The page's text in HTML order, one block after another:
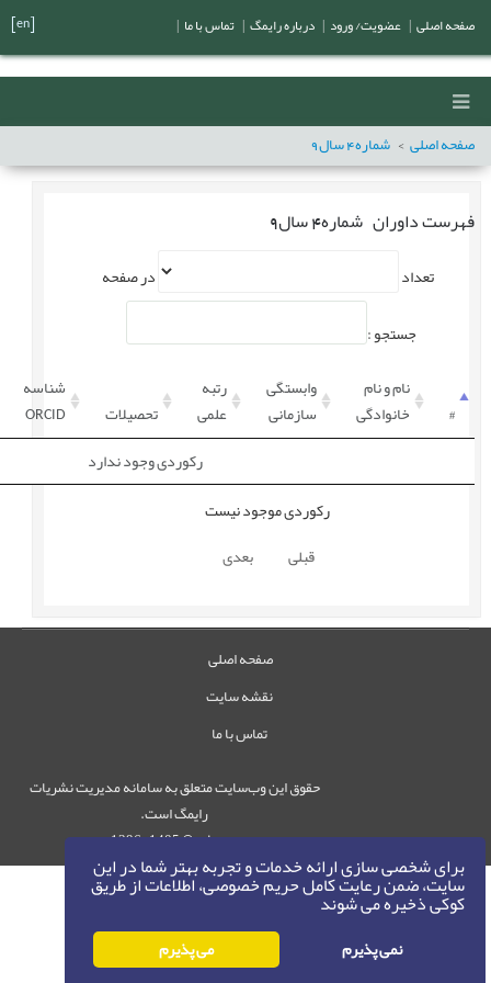
برای شخصی سازی ارائه خدمات و تجربه بهتر شما در این
سایت، ضمن رعایت کامل حریم خصوصی، اطلاعات از طریق
کوکی ذخیره می شوند
نمی پذیرم می پذیرم
صفحه اصلی شماره4سال9
فهرست داوران شماره4سال9
تعداد
در صفحه
جستجو :
نام و نام
خانوادگی
وابستگی
سازمانی
رتبه
علمی
تحصیلات
شناسه
ORCID
رکوردی وجود ندارد
رکوردی موجود نیست
قبلی
بعدی
صفحه اصلی
نقشه سایت
تماس با ما
حقوق این وب‌سایت متعلق به سامانه مدیریت نشریات
رایمگ است.
حق نشر©
1405-1396
صفحه اصلی عضویت/ ورود درباره رایمگ تماس با ما